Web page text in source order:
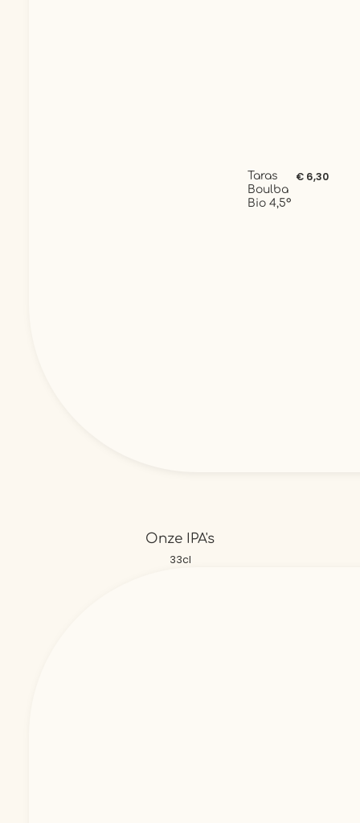
Taras
Boulba
Bio 4,5°
€ 6,30
Onze IPA's
33cl